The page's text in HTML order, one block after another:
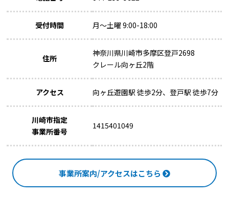
受付時間 月～土曜 9:00-18:00
住所
神奈川県川崎市多摩区登戸2698
クレール向ヶ丘2階
アクセス 向ヶ丘遊園駅 徒歩2分、登戸駅 徒歩7分
川崎市指定
事業所番号
1415401049
事業所案内/アクセスはこちら